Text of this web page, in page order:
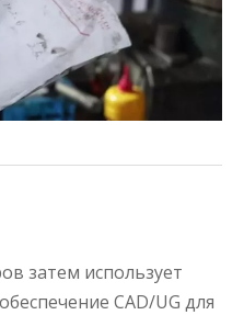
затем использует
CAD/UG для